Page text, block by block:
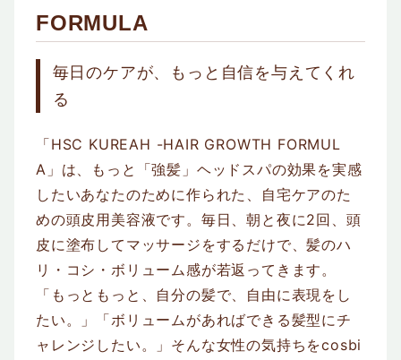
FORMULA
毎日のケアが、もっと自信を与えてくれ
る
「HSC KUREAH -HAIR GROWTH FORMUL
A」は、もっと「強髪」ヘッドスパの効果を実感
したいあなたのために作られた、自宅ケアのた
めの頭皮用美容液です。毎日、朝と夜に2回、頭
皮に塗布してマッサージをするだけで、髪のハ
リ・コシ・ボリューム感が若返ってきます。
「もっともっと、自分の髪で、自由に表現をし
たい。」「ボリュームがあればできる髪型にチ
ャレンジしたい。」そんな女性の気持ちをcosbi